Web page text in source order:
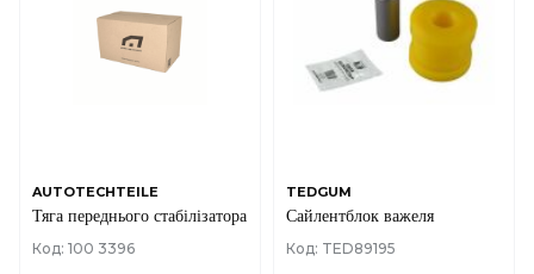
RENAULT
SMART
SSANGYONG
AUTOTECHTEILE
Тяга переднього стабілізатора
Код: 100 3396
TEDGUM
Сайлентблок важеля
Код: TED89195